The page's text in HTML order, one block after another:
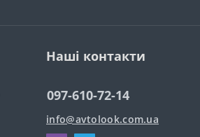
Наші контакти
097-610-72-14
info@avtolook.com.ua